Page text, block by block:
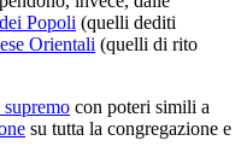
Popoli (quelli dediti
Orientali (quelli di rito
con poteri simili a
su tutta la congregazione e